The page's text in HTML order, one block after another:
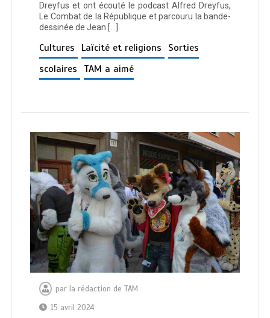
Dreyfus et ont écouté le podcast Alfred Dreyfus,
Le Combat de la République et parcouru la bande-
dessinée de Jean […]
Cultures Laïcité et religions
Sorties
scolaires
TAM a aimé
par la rédaction de TAM
15 avril 2024